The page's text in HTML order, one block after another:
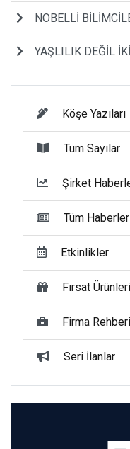
NOBELLİ
YAŞLILIK DEĞİL
Köşe Yazıları
Tüm Sayılar
Şirket
Tüm Haberler
Etkinlikler
Fırsat Ürünleri
Firma Rehberi
Seri İlanlar